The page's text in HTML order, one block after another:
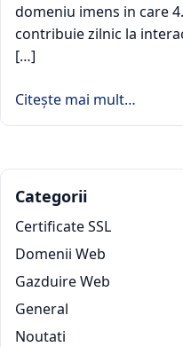
domeniu imens in care
contribuie zilnic la
[…]
Citește mai mult…
Categorii
Certificate SSL
Domenii Web
Gazduire Web
General
Noutati